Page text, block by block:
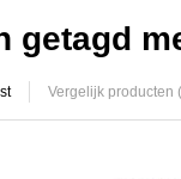
getagd
Vergelijk producten